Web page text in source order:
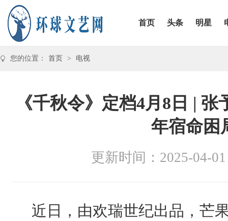
首页 头条 明星
您的位置： 首页 > 电视
《千秋令》定档4月8日 |
年宿命困
更新时间：2025-04-01
近日，由欢瑞世纪出品，芒